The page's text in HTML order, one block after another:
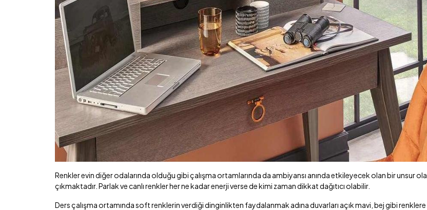
Renkler evin diğer odalarında olduğu gibi çalışma ortamlarında da ambiyansı anında etkileyecek olan bir unsur
çıkmaktadır. Parlak ve canlı renkler her ne kadar enerji verse de kimi zaman dikkat dağıtıcı olabilir.
Ders çalışma ortamında soft renklerin verdiği dinginlikten faydalanmak adına duvarları açık mavi, bej gibi